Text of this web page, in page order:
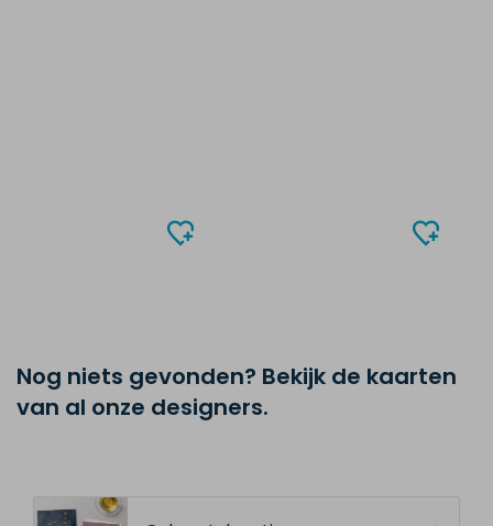
Nog niets gevonden? Bekijk de kaarten
van al onze designers.